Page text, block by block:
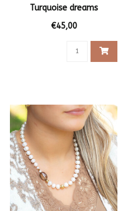
Turquoise dreams
€45,00